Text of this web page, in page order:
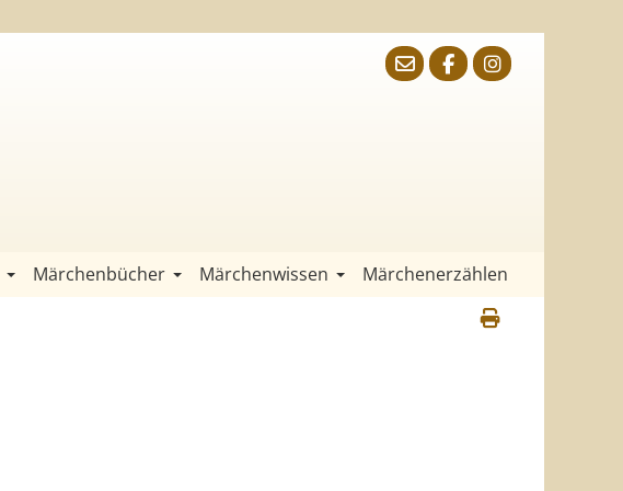
Märchenbücher Märchenwissen Märchenerzählen